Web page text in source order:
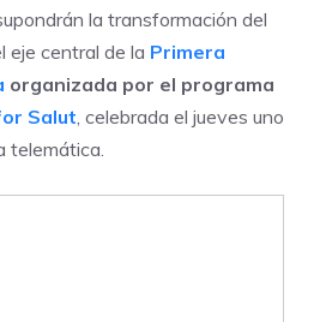
la transformación del
eje central de la Primera
organizada por el programa
Salut , celebrada el jueves uno
telemática.